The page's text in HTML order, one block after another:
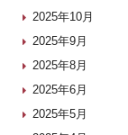
2025年10月
2025年9月
2025年8月
2025年6月
2025年5月